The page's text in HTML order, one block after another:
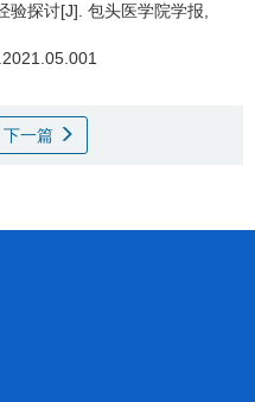
验探讨[J]. 包头医学院学报,
下一篇